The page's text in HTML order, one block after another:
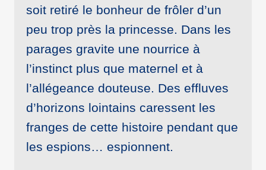
soit retiré le bonheur de frôler d’un
peu trop près la princesse. Dans les
parages gravite une nourrice à
l’instinct plus que maternel et à
l’allégeance douteuse. Des effluves
d’horizons lointains caressent les
franges de cette histoire pendant que
les espions… espionnent.